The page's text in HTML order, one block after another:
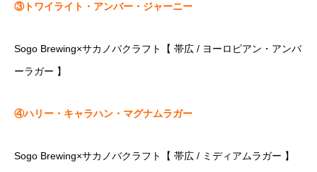
③トワイライト・アンバー・ジャーニー
Sogo Brewing×サカノバクラフト【 帯広 / ヨーロピアン・アンバ
ーラガー 】
④ハリー・キャラハン・マグナムラガー
Sogo Brewing×サカノバクラフト【 帯広 / ミディアムラガー 】